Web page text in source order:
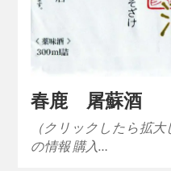
春鹿 屠蘇酒
（クリックしたら拡
の情報 購入…